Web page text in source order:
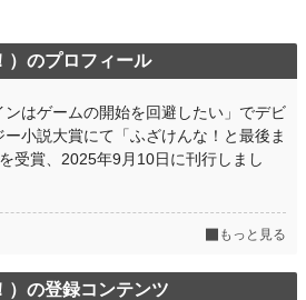
位)
）のプロフィール
はゲームの開始を回避したい」でデビ
小説大賞にて「ふざけんな！と最後ま
受賞、2025年9月10日に刊行しまし
もっと見る
）の登録コンテンツ